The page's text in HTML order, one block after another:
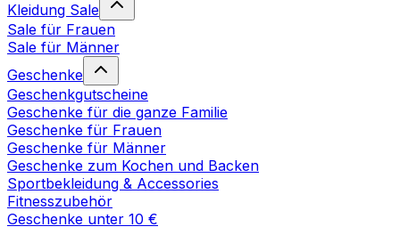
Kleidung Sale
Sale für Frauen
Sale für Männer
Geschenke
Geschenkgutscheine
Geschenke für die ganze Familie
Geschenke für Frauen
Geschenke für Männer
Geschenke zum Kochen und Backen
Sportbekleidung & Accessories
Fitnesszubehör
Geschenke unter 10 €